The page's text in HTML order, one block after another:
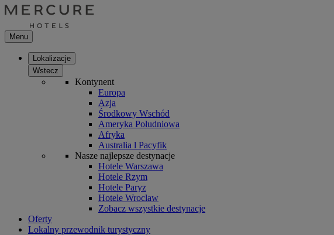
Menu
Lokalizacje
Wstecz
Kontynent
Europa
Azja
Środkowy Wschód
Ameryka Południowa
Afryka
Australia l Pacyfik
Nasze najlepsze destynacje
Hotele Warszawa
Hotele Rzym
Hotele Paryz
Hotele Wroclaw
Zobacz wszystkie destynacje
Oferty
Lokalny przewodnik turystyczny